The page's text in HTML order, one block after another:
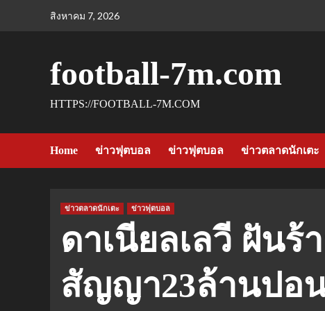
สิงหาคม 7, 2026
football-7m.com
HTTPS://FOOTBALL-7M.COM
Home ข่าวฟุตบอล ข่าวฟุตบอล ข่าวตลาดนักเตะ
ข่าวตลาดนักเตะ ข่าวฟุตบอล
ดาเนียลเลวี ฝันร้
สัญญา23ล้านปอ